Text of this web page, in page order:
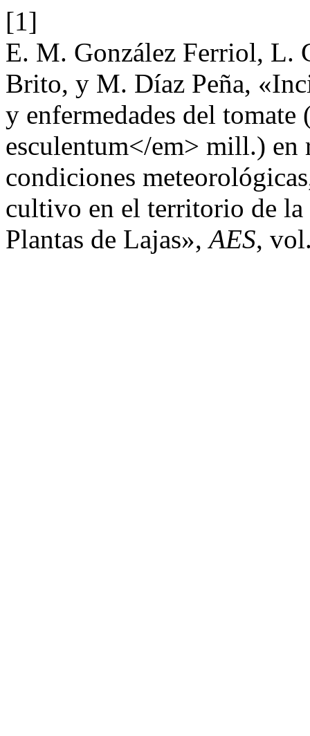
[1]
E. M. González Ferriol, L.
Brito, y M. Díaz Peña,
y enfermedades del
esculentum</em> mill.) en
condiciones
cultivo en el territorio de la
Plantas de Lajas»,AES,